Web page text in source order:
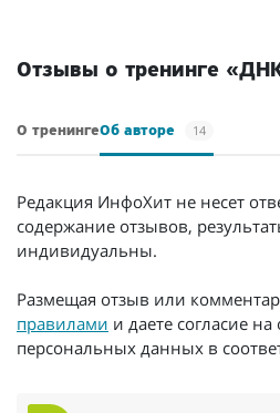
Отзывы о тренинге
О тренингеОб авторе 14
Редакция ИнфоХит не несет
содержание отзывов,
индивидуальны.
Размещая отзыв или
правилами и даете согласие на
персональных данных в